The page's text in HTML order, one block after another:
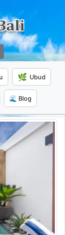
🌿 Ubud
🌊 Blog